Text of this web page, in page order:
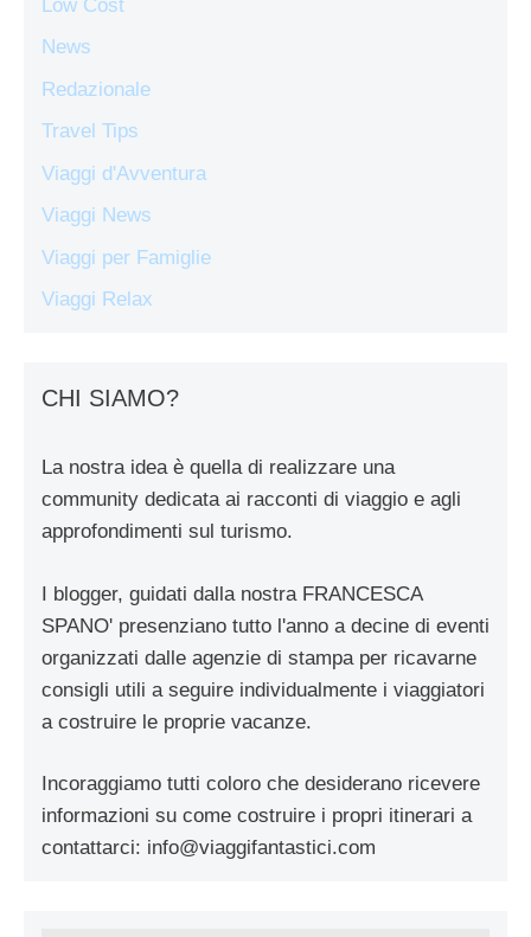
Low Cost
News
Redazionale
Travel Tips
Viaggi d'Avventura
Viaggi News
Viaggi per Famiglie
Viaggi Relax
CHI SIAMO?
La nostra idea è quella di realizzare una
community dedicata ai racconti di viaggio e agli
approfondimenti sul turismo.
I blogger, guidati dalla nostra FRANCESCA
SPANO' presenziano tutto l'anno a decine di eventi
organizzati dalle agenzie di stampa per ricavarne
consigli utili a seguire individualmente i viaggiatori
a costruire le proprie vacanze.
Incoraggiamo tutti coloro che desiderano ricevere
informazioni su come costruire i propri itinerari a
contattarci: info@viaggifantastici.com